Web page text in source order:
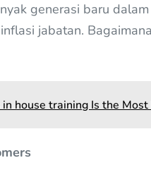
generasi baru
jabatan.
in house training Is the